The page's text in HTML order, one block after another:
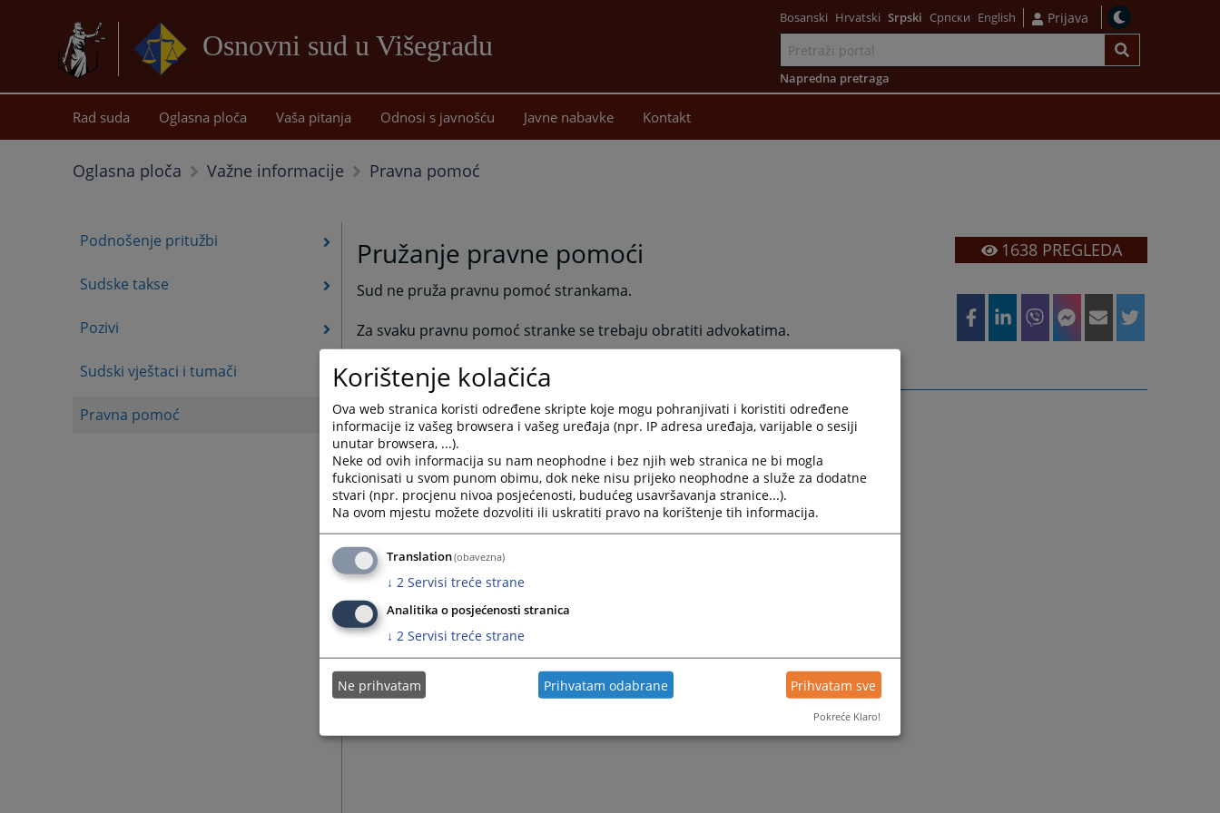
Osnovni sud u Višegradu
sadržaj
Bosanski Hrvatski Srpski Српски English Prijava
Napredna pretraga
Rad suda Oglasna ploča Vaša pitanja Odnosi s javnošću Javne nabavke Kontakt
Oglasna ploča Važne informacije Pravna pomoć
Podnošenje pritužbi
Sudske takse
Pozivi
Sudski vještaci i tumači
Pravna pomoć
Pružanje pravne pomoći
Sud ne pruža pravnu pomoć strankama.
Za svaku pravnu pomoć stranke se trebaju obratiti advokatima.
1638PREGLEDA
Korištenje kolačića
Ova web stranica koristi određene skripte koje mogu pohranjivati i koristiti određene
informacije iz vašeg browsera i vašeg uređaja (npr. IP adresa uređaja, varijable o sesiji
unutar browsera, ...).
Neke od ovih informacija su nam neophodne i bez njih web stranica ne bi mogla
fukcionisati u svom punom obimu, dok neke nisu prijeko neophodne a služe za dodatne
stvari (npr. procjenu nivoa posjećenosti, budućeg usavršavanja stranice...).
Na ovom mjestu možete dozvoliti ili uskratiti pravo na korištenje tih informacija.
Translation(obavezna)
↓ 2 Servisi treće strane
Analitika o posjećenosti stranica
↓ 2 Servisi treće strane
Ne prihvatam Prihvatam odabrane Prihvatam sve
Pokreće Klaro!